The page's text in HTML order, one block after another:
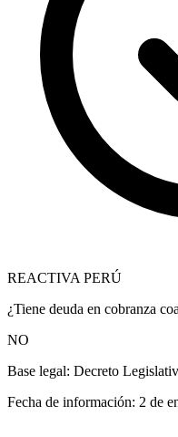
REACTIVA PERÚ
¿Tiene deuda en cobranza
NO
Base legal: Decreto
Fecha de información: 2 de